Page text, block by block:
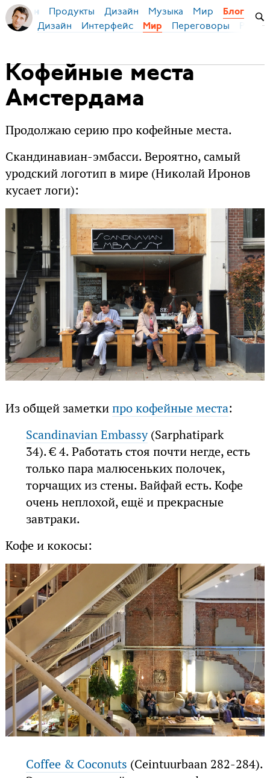
Бирман Продукты Дизайн Музыка Мир Блог
Дизайн Интерфейс Мир Переговоры
Кофейные места
Амстердама
Продолжаю серию про кофейные места.
Скандинавиан-эмбасси. Вероятно, самый
уродский логотип в мире (Николай Иронов
кусает логи):
Из общей заметкипро кофейные места:
Scandinavian Embassy(Sarphatipark
34). € 4. Работать стоя почти негде, есть
только пара малюсеньких полочек,
торчащих из стены. Вайфай есть. Кофе
очень неплохой, ещё и прекрасные
завтраки.
Кофе и кокосы:
Coffee & Coconuts (Ceintuurbaan 282-284).